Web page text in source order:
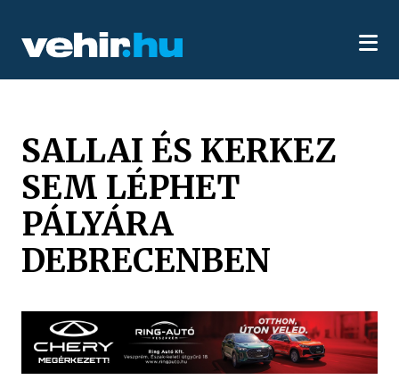
SALLAI ÉS KERKEZ
SEM LÉPHET
PÁLYÁRA
DEBRECENBEN